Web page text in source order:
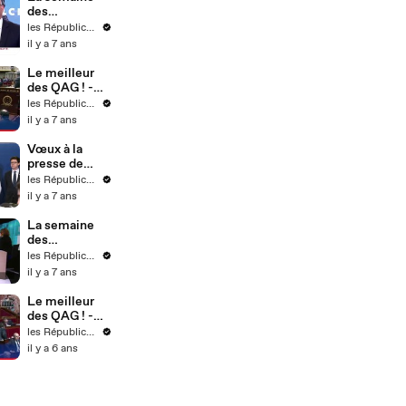
des
Républicains !
- Semaine 4
les Républicains
il y a 7 ans
Le meilleur
des QAG ! -
Semaine 4les Républicains
il y a 7 ans
Vœux à la
presse de
l'équipe
dirigeante - 21
(17)
les Républicains
il y a 7 ans
La semaine
des
Républicains !
- Semaine 3
les Républicains
il y a 7 ans
Le meilleur
des QAG ! -
Semaine 9les Républicains
il y a 6 ans